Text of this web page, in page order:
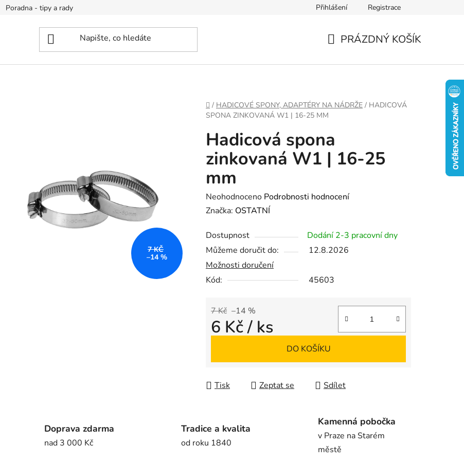
Poradna - tipy a rady Přihlášení Registrace
PRÁZDNÝ KOŠÍK
DOMŮ
/ HADICOVÉ SPONY, ADAPTÉRY NA NÁDRŽE / HADICOVÁ
SPONA ZINKOVANÁ W1 | 16-25 MM
Hadicová spona
zinkovaná W1 | 16-25
mm
Průměrné
hodnocení
je
0,0
z
5
Neohodnoceno Podrobnosti hodnocení
Značka: OSTATNÍ
Dostupnost
Dodání 2-3 pracovní dny
Můžeme doručit do:
12.8.2026
Možnosti doručení
Kód:
45603
7 Kč –14 %
6 Kč/ ks
DO KOŠÍKU
Tisk Zeptat se Sdílet
7 KČ
–14 %
Doprava zdarma
nad 3 000 Kč
Tradice a kvalita
od roku 1840
Kamenná pobočka
v Praze na Starém
městě